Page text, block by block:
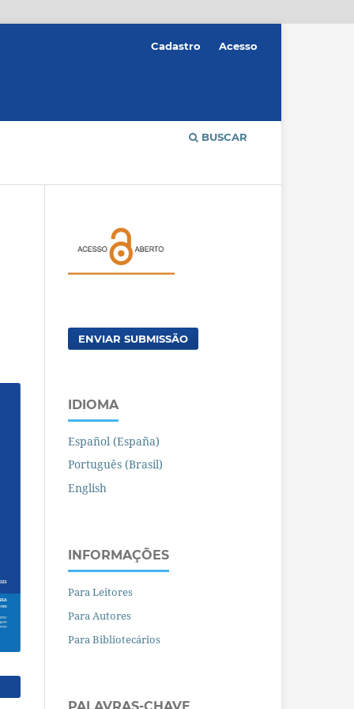
BUSCAR
Cadastro Acesso
ENVIAR SUBMISSÃO
IDIOMA
Español (España)
Português (Brasil)
English
INFORMAÇÕES
Para Leitores
Para Autores
Para Bibliotecários